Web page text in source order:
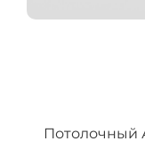
Потолочный